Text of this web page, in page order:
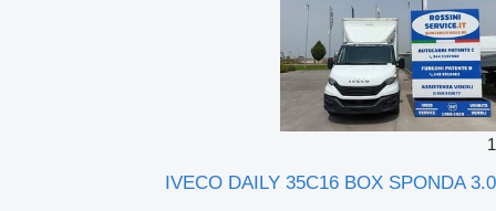
1
IVECO DAILY 35C16 BOX SPONDA 3.0